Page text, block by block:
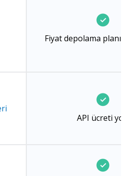
Fiyat depolama planına
API ücreti yok